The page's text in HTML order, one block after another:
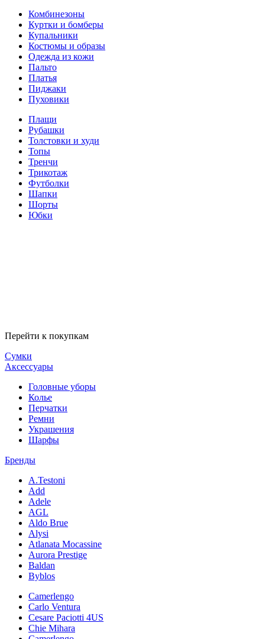
Комбинезоны
Куртки и бомберы
Купальники
Костюмы и образы
Одежда из кожи
Пальто
Платья
Пиджаки
Пуховики
Плащи
Рубашки
Толстовки и худи
Топы
Тренчи
Трикотаж
Футболки
Шапки
Шорты
Юбки
Перейти к покупкам
Сумки
Аксессуары
Головные уборы
Колье
Перчатки
Ремни
Украшения
Шарфы
Бренды
A.Testoni
Add
Adele
AGL
Aldo Brue
Alysi
Atlanata Mocassine
Aurora Prestige
Baldan
Byblos
Camerlengo
Carlo Ventura
Cesare Paciotti 4US
Chie Mihara